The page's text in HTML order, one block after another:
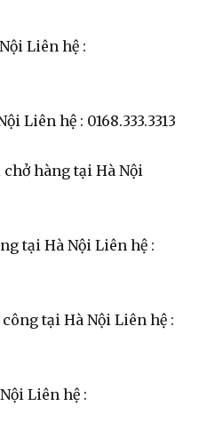
Liên hệ :
Liên hệ : 0168.333.3313
hàng tại Hà Nội
tại Hà Nội Liên hệ :
tại Hà Nội Liên hệ :
Liên hệ :